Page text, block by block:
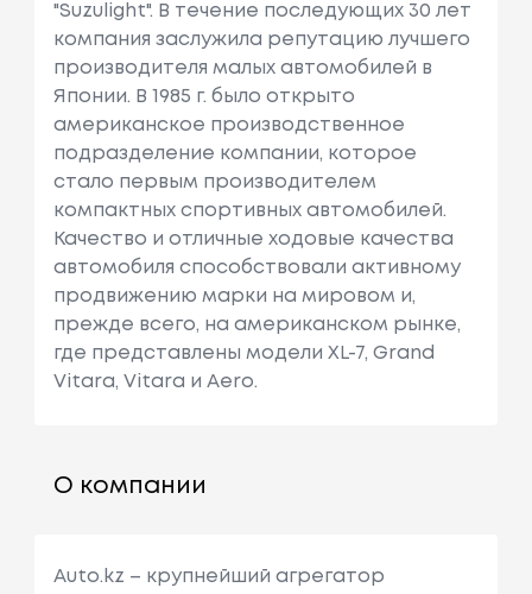
"Suzulight". В течение последующих 30 лет
компания заслужила репутацию лучшего
производителя малых автомобилей в
Японии. В 1985 г. было открыто
американское производственное
подразделение компании, которое
стало первым производителем
компактных спортивных автомобилей.
Качество и отличные ходовые качества
автомобиля способствовали активному
продвижению марки на мировом и,
прежде всего, на американском рынке,
где представлены модели XL-7, Grand
Vitara, Vitara и Aero.
О компании
Auto.kz – крупнейший агрегатор